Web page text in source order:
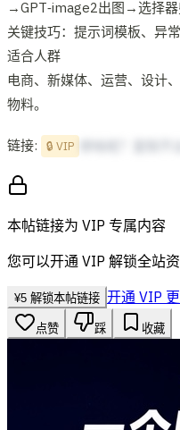
→GPT‑image2出图→选择器
关键技巧：提示词模板、异
适合人群
电商、新媒体、运营、设计
物料。
链接: 🔒 VIP
本帖链接为 VIP 专属内容
您可以开通 VIP 解锁全站
¥5 解锁本帖链接 开通 VIP
点赞 踩 收藏